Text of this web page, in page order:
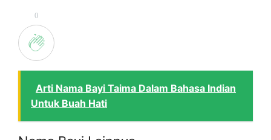
0
Arti Nama Bayi Taima Dalam Bahasa Indian
Untuk Buah Hati